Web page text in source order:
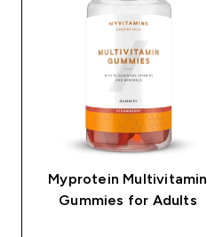
Myprotein Multivitamin
Gummies for Adults